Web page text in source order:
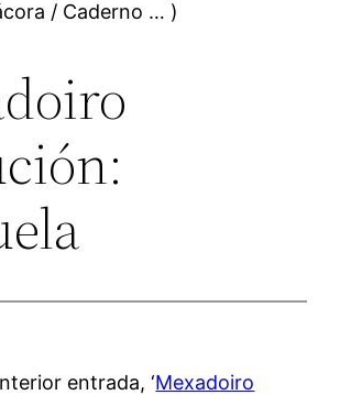
/ Caderno … )
entrada, ‘Mexadoiro